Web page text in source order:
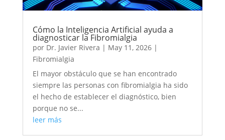
Cómo la Inteligencia Artificial ayuda a
diagnosticar la Fibromialgia
por Dr. Javier Rivera | May 11, 2026|
Fibromialgia
El mayor obstáculo que se han encontrado
siempre las personas con fibromialgia ha sido
el hecho de establecer el diagnóstico, bien
porque no se...
leer más